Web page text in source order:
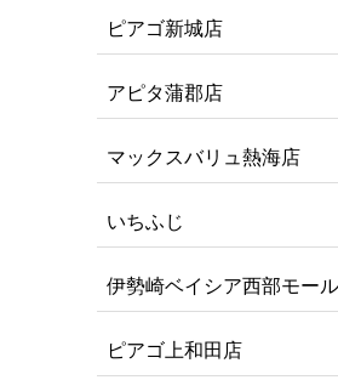
ピアゴ新城店
アピタ蒲郡店
マックスバリュ熱海店
いちふじ
伊勢崎ベイシア西部モー
ピアゴ上和田店